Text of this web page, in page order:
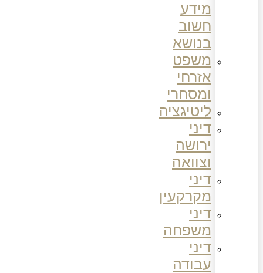
מידע
חשוב
בנושא
משפט
אזרחי
ומסחרי
ליטיגציה
דיני
ירושה
וצוואה
דיני
מקרקעין
דיני
משפחה
דיני
עבודה